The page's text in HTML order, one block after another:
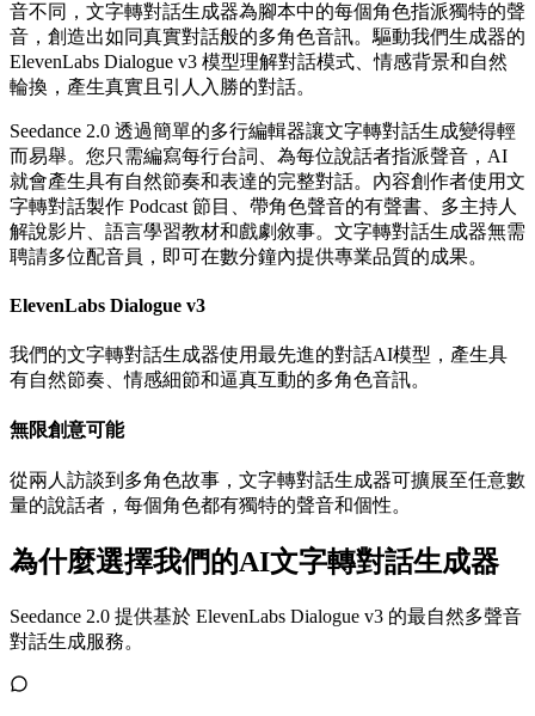
音不同，文字轉對話生成器為腳本中的每個角色指派獨特的聲
音，創造出如同真實對話般的多角色音訊。驅動我們生成器的
ElevenLabs Dialogue v3 模型理解對話模式、情感背景和自然
輪換，產生真實且引人入勝的對話。
Seedance 2.0 透過簡單的多行編輯器讓文字轉對話生成變得輕
而易舉。您只需編寫每行台詞、為每位說話者指派聲音，AI
就會產生具有自然節奏和表達的完整對話。內容創作者使用文
字轉對話製作 Podcast 節目、帶角色聲音的有聲書、多主持人
解說影片、語言學習教材和戲劇敘事。文字轉對話生成器無需
聘請多位配音員，即可在數分鐘內提供專業品質的成果。
ElevenLabs Dialogue v3
我們的文字轉對話生成器使用最先進的對話AI模型，產生具
有自然節奏、情感細節和逼真互動的多角色音訊。
無限創意可能
從兩人訪談到多角色故事，文字轉對話生成器可擴展至任意數
量的說話者，每個角色都有獨特的聲音和個性。
為什麼選擇我們的AI文字轉對話生成器
Seedance 2.0 提供基於 ElevenLabs Dialogue v3 的最自然多聲音
對話生成服務。